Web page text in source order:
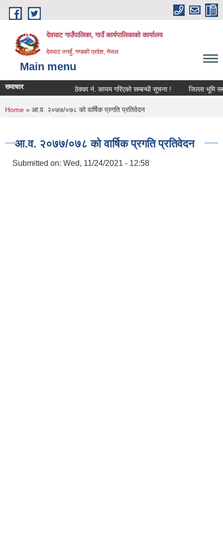
Skip to main content
देवघाट गाउँपालिका, गाउँ कार्यपालिकाको कार्यालय
देवघाट तनहुँ, गण्डकी प्रदेश, नेपाल
Main menu
समाचार ठेक्का नंं. कायम गरिएको सम्बन्धी सूचना ! जिल्ला भूमि
You are here
Home » आ.व. २०७७/०७८ को वार्षिक प्रगति प्रतिवेदन
आ.व. २०७७/०७८ को वार्षिक प्रगति प्रतिवेदन
Submitted on: Wed, 11/24/2021 - 12:58